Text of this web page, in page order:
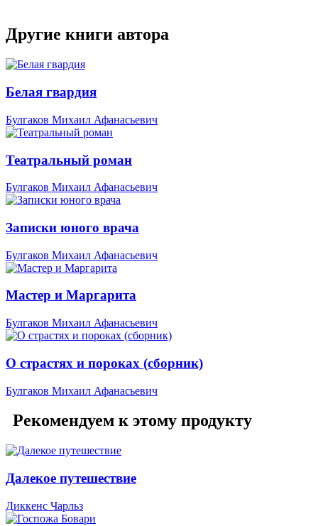
Другие книги автора
Белая гвардия
Булгаков Михаил Афанасьевич
Театральный роман
Булгаков Михаил Афанасьевич
Записки юного врача
Булгаков Михаил Афанасьевич
Мастер и Маргарита
Булгаков Михаил Афанасьевич
О страстях и пороках (сборник)
Булгаков Михаил Афанасьевич
Рекомендуем к этому продукту
Далекое путешествие
Диккенс Чарльз